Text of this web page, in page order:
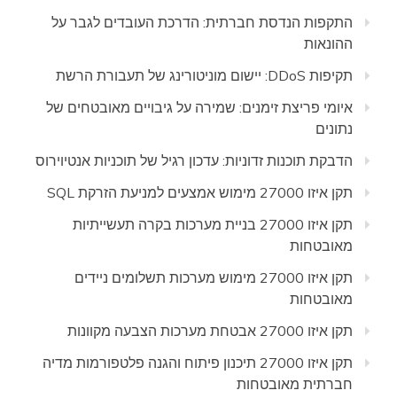
התקפות הנדסת חברתית: הדרכת העובדים לגבר על
ההונאות
תקיפות DDoS: יישום מוניטורינג של תעבורת הרשת
איומי פריצת זימנים: שמירה על גיבויים מאובטחים של
נתונים
הדבקת תוכנות זדוניות: עדכון רגיל של תוכניות אנטיוירוס
תקן איזו 27000 מימוש אמצעים למניעת הזרקת SQL
תקן איזו 27000 בניית מערכות בקרה תעשייתיות
מאובטחות
תקן איזו 27000 מימוש מערכות תשלומים ניידים
מאובטחות
תקן איזו 27000 אבטחת מערכות הצבעה מקוונות
תקן איזו 27000 תיכנון פיתוח והגנה פלטפורמות מדיה
חברתית מאובטחות